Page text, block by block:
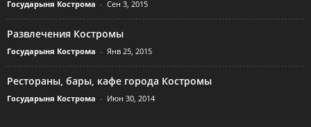
Государыня Кострома - Сен 3, 2015
Развлечения Костромы
Государыня Кострома - Янв 25, 2015
Рестораны, бары, кафе города Костромы
Государыня Кострома - Июн 30, 2014